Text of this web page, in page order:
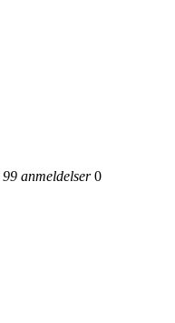
99 anmeldelser0